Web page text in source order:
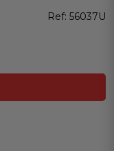
Ref: 56037U